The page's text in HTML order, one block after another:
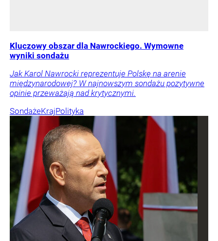
Kluczowy obszar dla Nawrockiego. Wymowne
wyniki sondażu
Jak Karol Nawrocki reprezentuje Polskę na arenie
międzynarodowej? W najnowszym sondażu pozytywne
opinie przeważają nad krytycznymi.
SondażeKrajPolityka